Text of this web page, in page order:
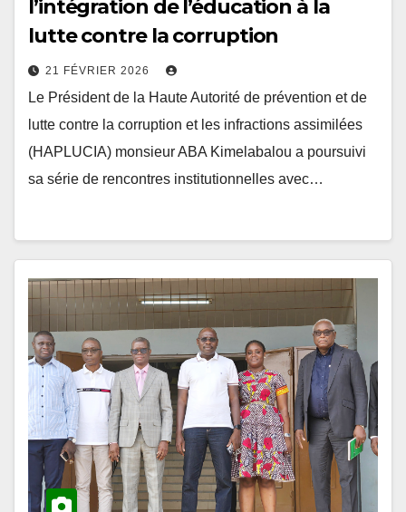
lutte contre la corruption
Le Président de la Haute Autorité de prévention et de
lutte contre la corruption et les infractions assimilées
(HAPLUCIA) monsieur ABA Kimelabalou a poursuivi
sa série de rencontres institutionnelles avec…